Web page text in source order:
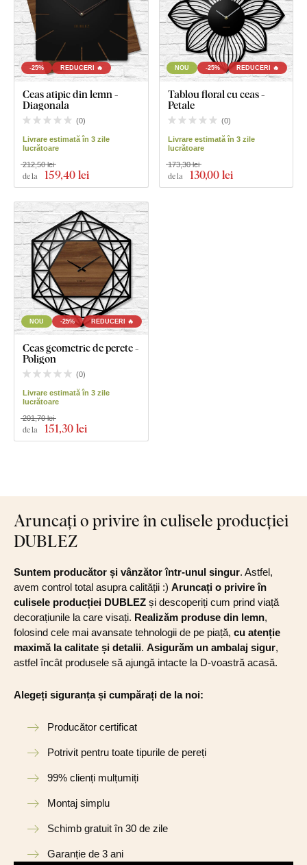
-25% REDUCERI 🔥
Ceas atipic din lemn -
Diagonala
(0)
Livrare estimată în 3 zile
lucrătoare
de la 159,40 lei
212,50 lei
NOU -25% REDUCERI 🔥
Tablou floral cu ceas -
Petale
(0)
Livrare estimată în 3 zile
lucrătoare
de la 130,00 lei
173,30 lei
NOU -25% REDUCERI 🔥
Ceas geometric de perete -
Poligon
(0)
Livrare estimată în 3 zile
lucrătoare
de la 151,30 lei
201,70 lei
Aruncați o privire în culisele producției
DUBLEZ
Suntem producător și vânzător într-unul singur. Astfel,
avem control total asupra calității :) Aruncați o privire în
culisele producției DUBLEZ și descoperiți cum prind viață
decorațiunile la care visați. Realizăm produse din lemn,
folosind cele mai avansate tehnologii de pe piață, cu atenție
maximă la calitate și detalii. Asigurăm un ambalaj sigur,
astfel încât produsele să ajungă intacte la D-voastră acasă.
Alegeți siguranța și cumpărați de la noi:
Producător certificat
Potrivit pentru toate tipurile de pereți
99% clienți mulțumiți
Montaj simplu
Schimb gratuit în 30 de zile
Garanție de 3 ani